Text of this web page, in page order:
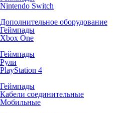
Nintendo Switch
Дополнительное оборудование
Геймпады
Xbox One
Геймпады
Рули
PlayStation 4
Геймпады
Кабели соединительные
Мобильные